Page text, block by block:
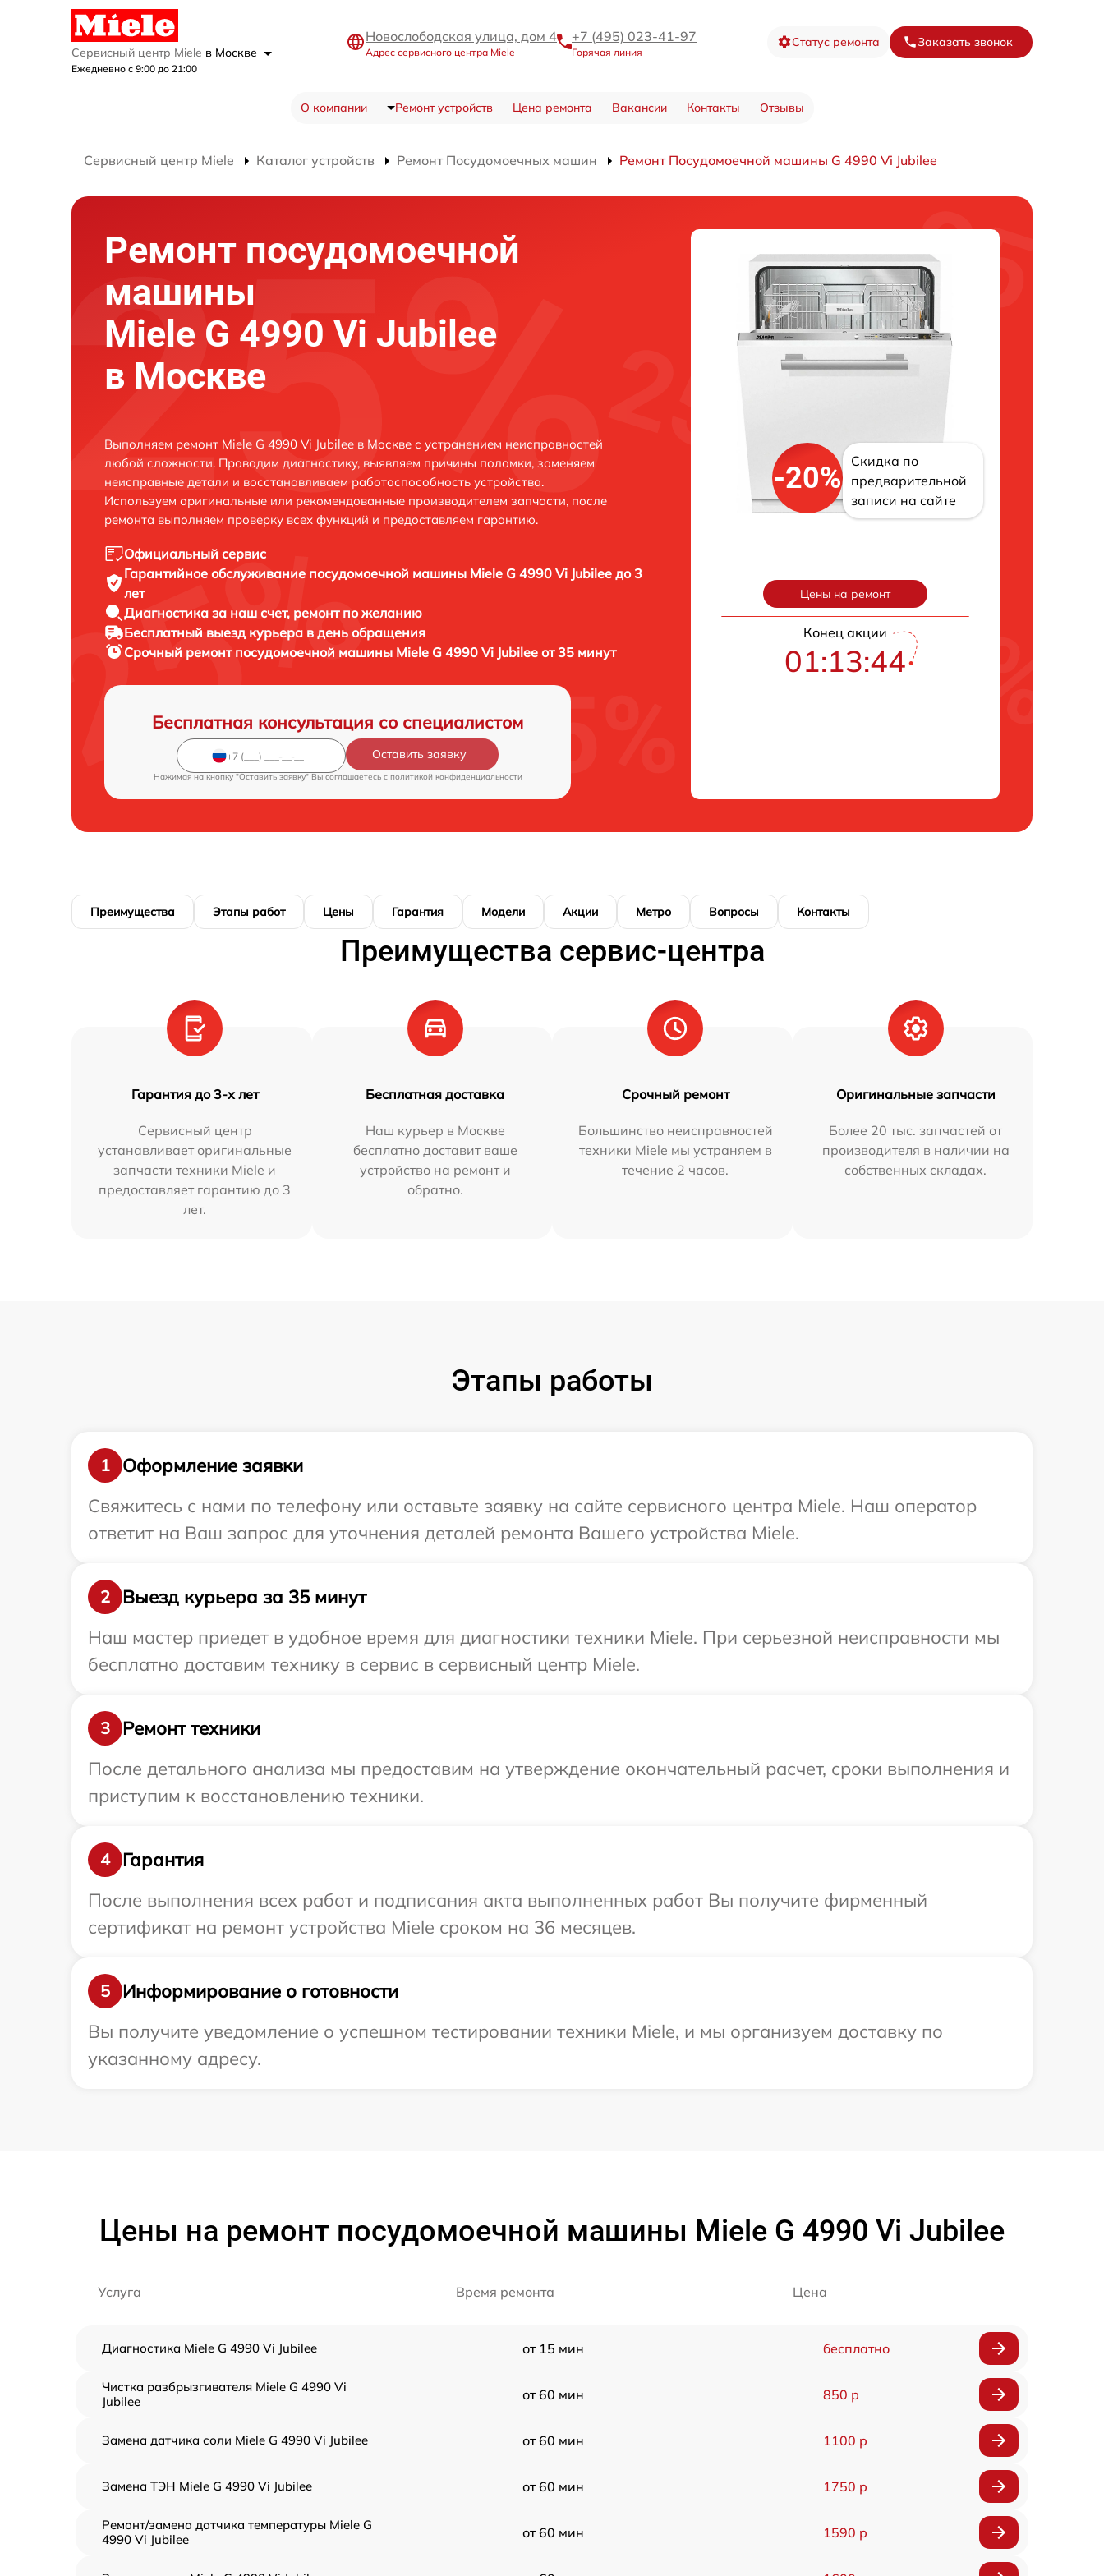
Сервисный центр Miele в Москве
Ежедневно с 9:00 до 21:00
Новослободская улица, дом 4
Адрес сервисного центра Miele
+7 (495) 023-41-97
Горячая линия
Статус ремонта Заказать звонок
О компании Ремонт устройств Цена ремонта Вакансии Контакты Отзывы
Сервисный центр Miele Каталог устройств Ремонт Посудомоечных машин Ремонт Посудомоечной машины G 4990 Vi Jubilee
Ремонт посудомоечной
машины
Miele G 4990 Vi Jubilee
в Москве
Выполняем ремонт Miele G 4990 Vi Jubilee в Москве с устранением неисправностей
любой сложности. Проводим диагностику, выявляем причины поломки, заменяем
неисправные детали и восстанавливаем работоспособность устройства.
Используем оригинальные или рекомендованные производителем запчасти, после
ремонта выполняем проверку всех функций и предоставляем гарантию.
Официальный сервис
Гарантийное обслуживание посудомоечной машины Miele G 4990 Vi Jubilee до 3
лет
Диагностика за наш счет, ремонт по желанию
Бесплатный выезд курьера в день обращения
Срочный ремонт посудомоечной машины Miele G 4990 Vi Jubilee от 35 минут
Бесплатная консультация со специалистом
Оставить заявку
Нажимая на кнопку "Оставить заявку" Вы соглашаетесь c политикой конфиденциальности
-20%
Скидка по
предварительной
записи на сайте
Цены на ремонт
Конец акции
01:13:43
Преимущества Этапы работ Цены Гарантия Модели Акции Метро Вопросы Контакты
Преимущества сервис-центра
Гарантия до 3-х лет
Сервисный центр
устанавливает оригинальные
запчасти техники Miele и
предоставляет гарантию до 3
лет.
Бесплатная доставка
Наш курьер в Москве
бесплатно доставит ваше
устройство на ремонт и
обратно.
Срочный ремонт
Большинство неисправностей
техники Miele мы устраняем в
течение 2 часов.
Оригинальные запчасти
Более 20 тыс. запчастей от
производителя в наличии на
собственных складах.
Этапы работы
1
Оформление заявки
Свяжитесь с нами по телефону или оставьте заявку на сайте сервисного центра Miele. Наш оператор
ответит на Ваш запрос для уточнения деталей ремонта Вашего устройства Miele.
2
Выезд курьера за 35 минут
Наш мастер приедет в удобное время для диагностики техники Miele. При серьезной неисправности мы
бесплатно доставим технику в сервис в сервисный центр Miele.
3
Ремонт техники
После детального анализа мы предоставим на утверждение окончательный расчет, сроки выполнения и
приступим к восстановлению техники.
4
Гарантия
После выполнения всех работ и подписания акта выполненных работ Вы получите фирменный
сертификат на ремонт устройства Miele сроком на 36 месяцев.
5
Информирование о готовности
Вы получите уведомление о успешном тестировании техники Miele, и мы организуем доставку по
указанному адресу.
Цены на ремонт посудомоечной машины Miele G 4990 Vi Jubilee
Услуга Время ремонта Цена
Диагностика Miele G 4990 Vi Jubilee от 15 мин бесплатно
Чистка разбрызгивателя Miele G 4990 Vi
Jubilee
от 60 мин 850 р
Замена датчика соли Miele G 4990 Vi Jubilee от 60 мин 1100 р
Замена ТЭН Miele G 4990 Vi Jubilee от 60 мин 1750 р
Ремонт/замена датчика температуры Miele G
4990 Vi Jubilee
от 60 мин 1590 р